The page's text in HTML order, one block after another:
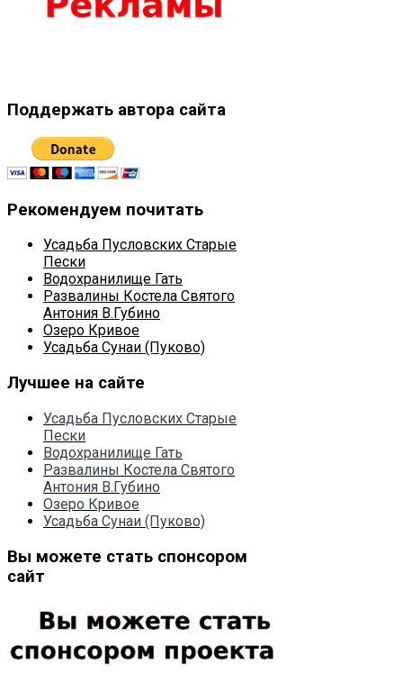
Поддержать автора сайта
Рекомендуем почитать
Усадьба Пусловских Старые
Пески
Водохранилище Гать
Развалины Костела Святого
Антония В.Губино
Озеро Кривое
Усадьба Сунаи (Пуково)
Лучшее на сайте
Усадьба Пусловских Старые
Пески
Водохранилище Гать
Развалины Костела Святого
Антония В.Губино
Озеро Кривое
Усадьба Сунаи (Пуково)
Вы можете стать спонсором
сайт